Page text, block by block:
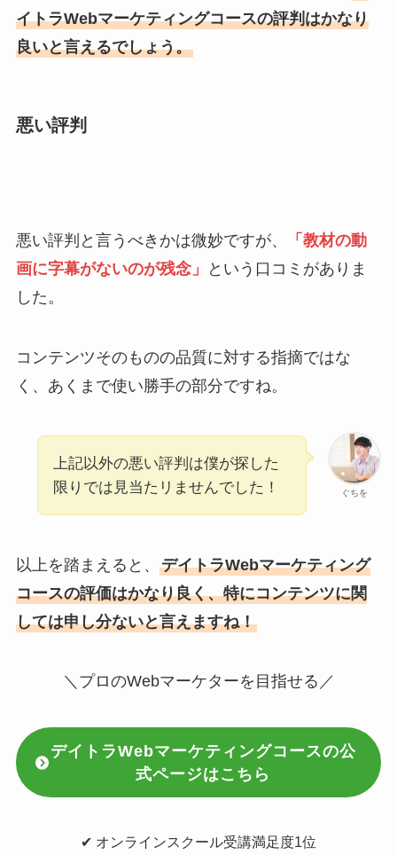
イトラWebマーケティングコースの評判はかなり
良いと言えるでしょう。
悪い評判
悪い評判と言うべきかは微妙ですが、
「教材の動
画に字幕がないのが残念」
という口コミがありま
した。
コンテンツそのものの品質に対する指摘ではな
く、あくまで使い勝手の部分ですね。
ぐちを
上記以外の悪い評判は僕が探した
限りでは見当たリませんでした！
以上を踏まえると、 デイトラWebマーケティング
コースの評価はかなり良く、特にコンテンツに関
しては申し分ないと言えますね！
＼プロのWebマーケターを目指せる／
デイトラWebマーケティングコースの公
式ページはこちら
✔︎ オンラインスクール受講満足度1位